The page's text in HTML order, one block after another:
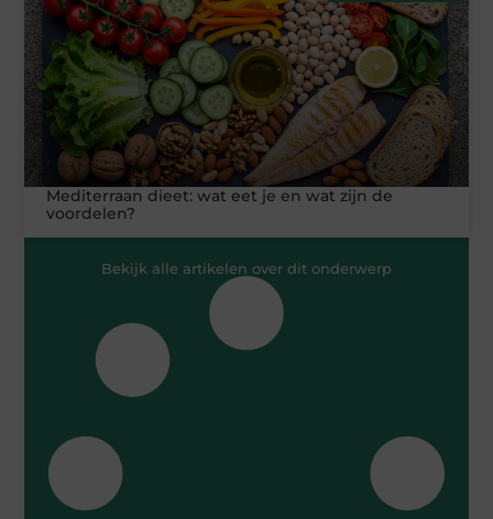
Mediterraan dieet: wat eet je en wat zijn de
voordelen?
Bekijk alle artikelen over dit onderwerp